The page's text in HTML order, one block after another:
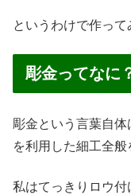
というわけで作って
彫金ってなに
彫金という言葉自
を利用した細工全般
私はてっきりロウ